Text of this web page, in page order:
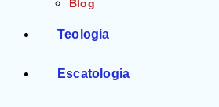
Blog
Teologia
Escatologia